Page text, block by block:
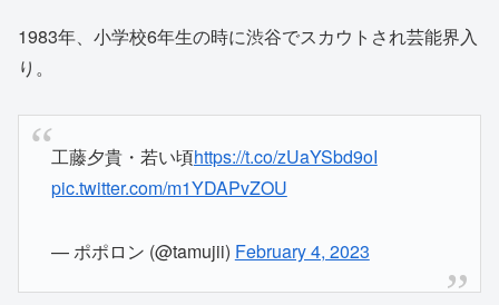
1983年、小学校6年生の時に渋谷でスカウトされ芸能界入
り。
工藤夕貴・若い頃https://t.co/zUaYSbd9oI
pic.twitter.com/m1YDAPvZOU
— ポポロン (@tamujii) February 4, 2023